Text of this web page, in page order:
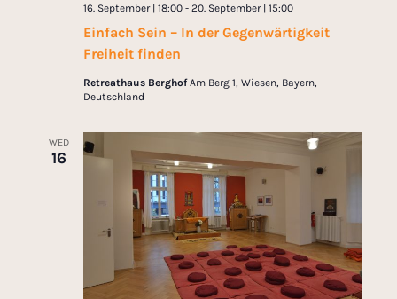
Einfach Sein – In der Gegenwärtigkeit
Freiheit finden
16. September | 18:00- 20. September | 15:00
Retreathaus BerghofAm Berg 1, Wiesen, Bayern,
Deutschland
WED
16